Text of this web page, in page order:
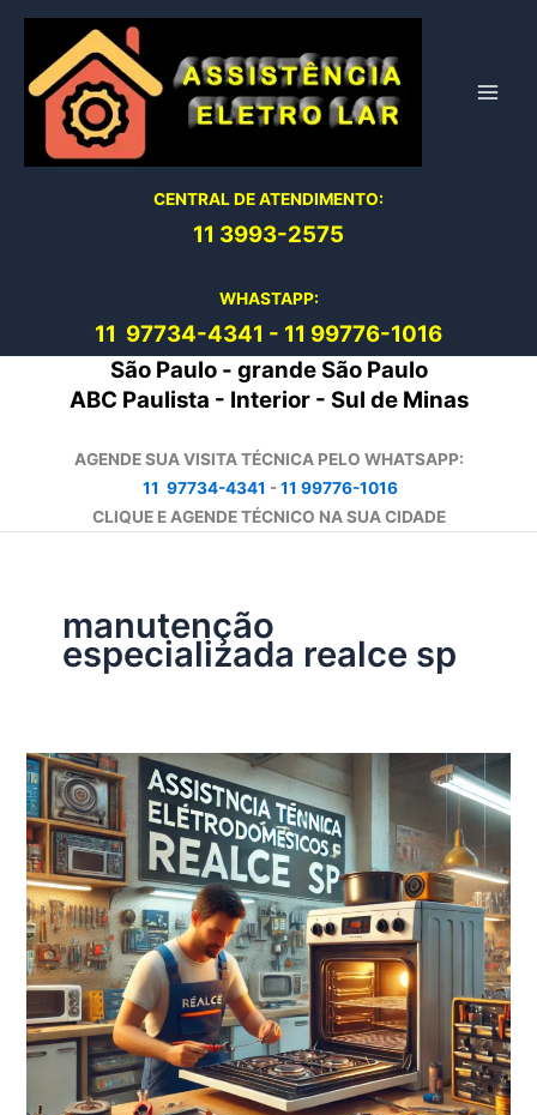
conteúdo
CENTRAL DE ATENDIMENTO:
11 3993-2575
WHASTAPP:
11 97734-4341 - 11 99776-1016
São Paulo - grande São Paulo
ABC Paulista - Interior - Sul de Minas
AGENDE SUA VISITA TÉCNICA PELO WHATSAPP:
11 97734-4341 -11 99776-1016
CLIQUE E AGENDE TÉCNICO NA SUA CIDADE
manutenção
especializada realce sp